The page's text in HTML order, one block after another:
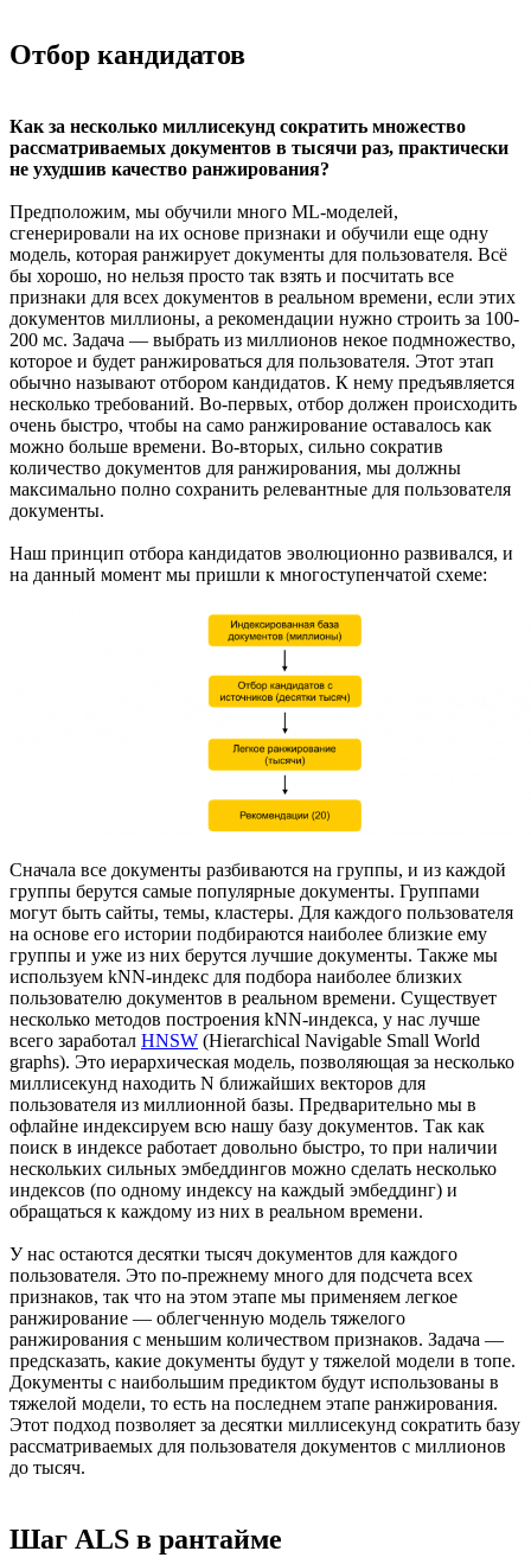
Отбор кандидатов
Как за несколько миллисекунд сократить множество
рассматриваемых документов в тысячи раз, практически
не ухудшив качество ранжирования?
Предположим, мы обучили много ML-моделей,
сгенерировали на их основе признаки и обучили еще одну
модель, которая ранжирует документы для пользователя. Всё
бы хорошо, но нельзя просто так взять и посчитать все
признаки для всех документов в реальном времени, если этих
документов миллионы, а рекомендации нужно строить за 100-
200 мс. Задача — выбрать из миллионов некое подмножество,
которое и будет ранжироваться для пользователя. Этот этап
обычно называют отбором кандидатов. К нему предъявляется
несколько требований. Во-первых, отбор должен происходить
очень быстро, чтобы на само ранжирование оставалось как
можно больше времени. Во-вторых, сильно сократив
количество документов для ранжирования, мы должны
максимально полно сохранить релевантные для пользователя
документы.
Наш принцип отбора кандидатов эволюционно развивался, и
на данный момент мы пришли к многоступенчатой схеме:
Сначала все документы разбиваются на группы, и из каждой
группы берутся самые популярные документы. Группами
могут быть сайты, темы, кластеры. Для каждого пользователя
на основе его истории подбираются наиболее близкие ему
группы и уже из них берутся лучшие документы. Также мы
используем kNN-индекс для подбора наиболее близких
пользователю документов в реальном времени. Существует
несколько методов построения kNN-индекса, у нас лучше
всего заработал HNSW (Hierarchical Navigable Small World
graphs). Это иерархическая модель, позволяющая за несколько
миллисекунд находить N ближайших векторов для
пользователя из миллионной базы. Предварительно мы в
офлайне индексируем всю нашу базу документов. Так как
поиск в индексе работает довольно быстро, то при наличии
нескольких сильных эмбеддингов можно сделать несколько
индексов (по одному индексу на каждый эмбеддинг) и
обращаться к каждому из них в реальном времени.
У нас остаются десятки тысяч документов для каждого
пользователя. Это по-прежнему много для подсчета всех
признаков, так что на этом этапе мы применяем легкое
ранжирование — облегченную модель тяжелого
ранжирования с меньшим количеством признаков. Задача —
предсказать, какие документы будут у тяжелой модели в топе.
Документы с наибольшим предиктом будут использованы в
тяжелой модели, то есть на последнем этапе ранжирования.
Этот подход позволяет за десятки миллисекунд сократить базу
рассматриваемых для пользователя документов с миллионов
до тысяч.
Шаг ALS в рантайме